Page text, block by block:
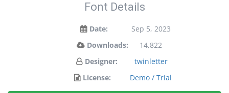
Font Details
Date:
Sep 5, 2023
Downloads:
14,822
Designer:
twinletter
License:
Demo / Trial